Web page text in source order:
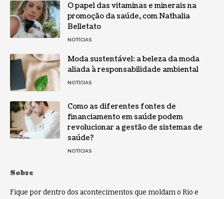
O papel das vitaminas e minerais na
promoção da saúde, com Nathalia
Belletato
NOTÍCIAS
Moda sustentável: a beleza da moda
aliada à responsabilidade ambiental
NOTÍCIAS
Como as diferentes fontes de
financiamento em saúde podem
revolucionar a gestão de sistemas de
saúde?
NOTÍCIAS
Sobre
Fique por dentro dos acontecimentos que moldam o Rio e